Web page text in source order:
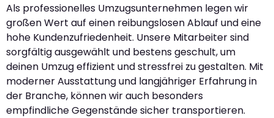
Als professionelles Umzugsunternehmen legen wir
großen Wert auf einen reibungslosen Ablauf und eine
hohe Kundenzufriedenheit. Unsere Mitarbeiter sind
sorgfältig ausgewählt und bestens geschult, um
deinen Umzug effizient und stressfrei zu gestalten. Mit
moderner Ausstattung und langjähriger Erfahrung in
der Branche, können wir auch besonders
empfindliche Gegenstände sicher transportieren.